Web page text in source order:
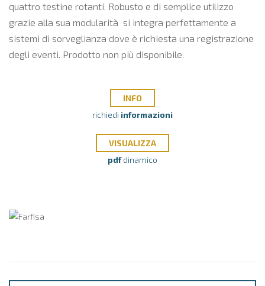
quattro testine rotanti. Robusto e di semplice utilizzo
grazie alla sua modularità si integra perfettamente a
sistemi di sorveglianza dove è richiesta una registrazione
degli eventi. Prodotto non più disponibile.
INFO
richiedi informazioni
VISUALIZZA
pdfdinamico